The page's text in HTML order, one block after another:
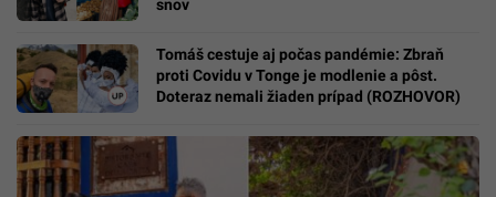
snov
Tomáš cestuje aj počas pandémie: Zbraň
proti Covidu v Tonge je modlenie a pôst.
Doteraz nemali žiaden prípad (ROZHOVOR)